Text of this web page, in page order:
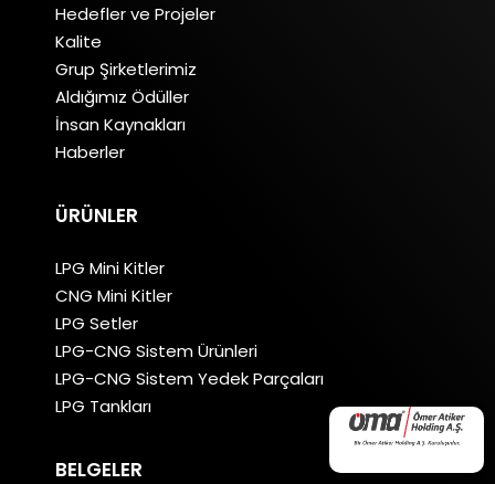
Hedefler ve Projeler
Kalite
Grup Şirketlerimiz
Aldığımız Ödüller
İnsan Kaynakları
Haberler
ÜRÜNLER
LPG Mini Kitler
CNG Mini Kitler
LPG Setler
LPG-CNG Sistem Ürünleri
LPG-CNG Sistem Yedek Parçaları
LPG Tankları
BELGELER